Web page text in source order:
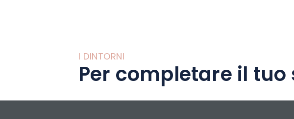
I DINTORNI
Per completare il